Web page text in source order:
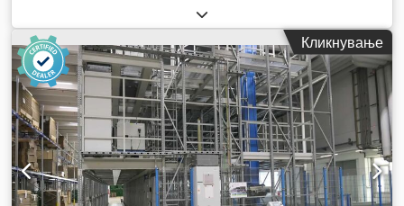
Кликнување